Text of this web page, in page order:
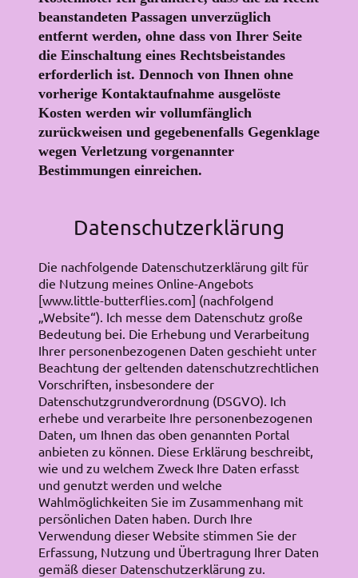
beanstandeten Passagen unverzüglich
entfernt werden, ohne dass von Ihrer Seite
die Einschaltung eines Rechtsbeistandes
erforderlich ist. Dennoch von Ihnen ohne
vorherige Kontaktaufnahme ausgelöste
Kosten werden wir vollumfänglich
zurückweisen und gegebenenfalls Gegenklage
wegen Verletzung vorgenannter
Bestimmungen einreichen.
Datenschutzerklärung
Die nachfolgende Datenschutzerklärung gilt für
die Nutzung meines Online-Angebots
[www.little-butterflies.com] (nachfolgend
„Website“). Ich messe dem Datenschutz große
Bedeutung bei. Die Erhebung und Verarbeitung
Ihrer personenbezogenen Daten geschieht unter
Beachtung der geltenden datenschutzrechtlichen
Vorschriften, insbesondere der
Datenschutzgrundverordnung (DSGVO). Ich
erhebe und verarbeite Ihre personenbezogenen
Daten, um Ihnen das oben genannten Portal
anbieten zu können. Diese Erklärung beschreibt,
wie und zu welchem Zweck Ihre Daten erfasst
und genutzt werden und welche
Wahlmöglichkeiten Sie im Zusammenhang mit
persönlichen Daten haben. Durch Ihre
Verwendung dieser Website stimmen Sie der
Erfassung, Nutzung und Übertragung Ihrer Daten
gemäß dieser Datenschutzerklärung zu.